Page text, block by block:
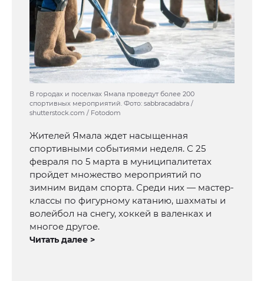
В городах и поселках Ямала проведут более 200
спортивных мероприятий. Фото: sabbracadabra /
shutterstock.com / Fotodom
Жителей Ямала ждет насыщенная
спортивными событиями неделя. С 25
февраля по 5 марта в муниципалитетах
пройдет множество мероприятий по
зимним видам спорта. Среди них — мастер-
классы по фигурному катанию, шахматы и
волейбол на снегу, хоккей в валенках и
многое другое.
Читать далее >